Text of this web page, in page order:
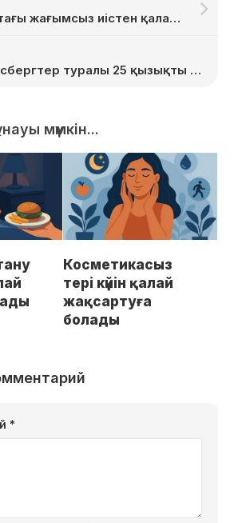
Тоңазытқыштағы жағымсыз иістен қалай құтылуға болады
Мұзды айсбергтер туралы 25 қызықты дерек
мүмкін...
Косметикасыз
тері күйін қалай
жақсартуға
болады
*